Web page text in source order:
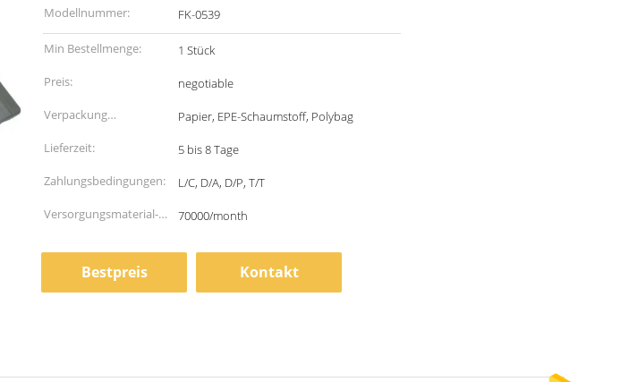
Modellnummer:
FK-0539
Min Bestellmenge:
1 Stück
Preis:
negotiable
Verpackung
Informationen:
Papier, EPE-Schaumstoff, Polybag
Lieferzeit:
5 bis 8 Tage
Zahlungsbedingungen:
L/C, D/A, D/P, T/T
Versorgungsmaterial-
70000/month
Bestpreis Kontakt